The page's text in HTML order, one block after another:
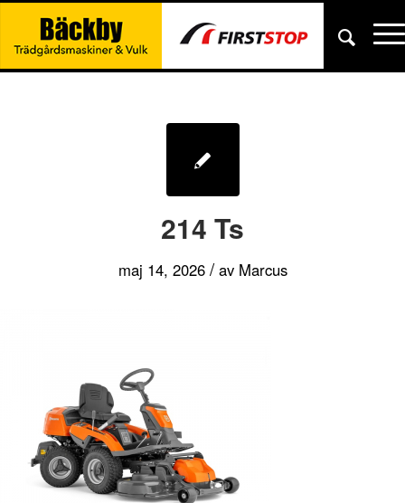
214 Ts
maj 14, 2026 / av Marcus